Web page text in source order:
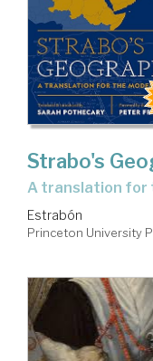
Strabo's
a translation
Estrabón
Princeton University